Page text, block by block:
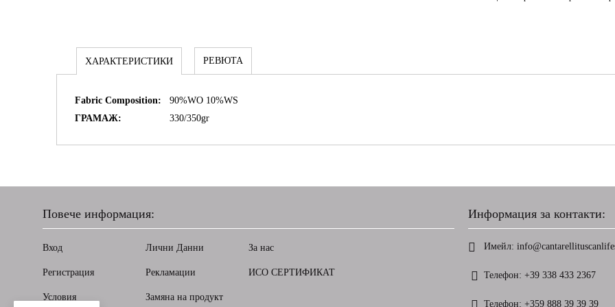
ХАРАКТЕРИСТИКИ РЕВЮТА
Fabric Composition:
90%WO 10%WS
ГРАМАЖ:
330/350gr
Повече информация:
Вход
Регистрация
Условия
Лични Данни
Рекламации
Замяна на продукт
За нас
ИСО СЕРТИФИКАТ
Информация за контакти:
Имейл:
Телефон: +39 338 433 2367
Телефон: +359 888 39 39 39